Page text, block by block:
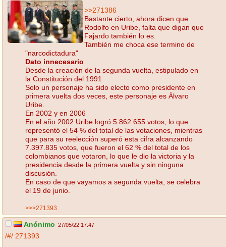
>>271386
Bastante cierto, ahora dicen que
Rodolfo en Uribe, falta que digan que
Fajardo también lo es.
También me choca ese termino de
"narcodictadura"
Dato innecesario
Desde la creación de la segunda vuelta, estipulado en
la Constitución del 1991
Solo un personaje ha sido electo como presidente en
primera vuelta dos veces, este personaje es Álvaro
Uribe.
En 2002 y en 2006
En el año 2002 Uribe logró 5.862.655 votos, lo que
representó el 54 % del total de las votaciones, mientras
que para su reelección superó esta cifra alcanzando
7.397.835 votos, que fueron el 62 % del total de los
colombianos que votaron, lo que le dio la victoria y la
presidencia desde la primera vuelta y sin ninguna
discusión.
En caso de que vayamos a segunda vuelta, se celebra
el 19 de junio.
>>>271393
Anónimo 27/05/22 17:47
/#/ 271393